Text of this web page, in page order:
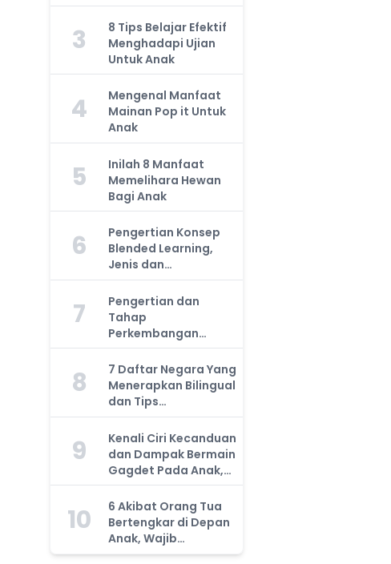
3
8 Tips Belajar Efektif
Menghadapi Ujian
Untuk Anak
4
Mengenal Manfaat
Mainan Pop it Untuk
Anak
5
Inilah 8 Manfaat
Memelihara Hewan
Bagi Anak
6
Pengertian Konsep
Blended Learning,
Jenis dan
Manfaatnya, Anda
Harus Tahu!
7
Pengertian dan
Tahap
Perkembangan
Kemampuan Kognitif
Anak, Bunda Wajib
Tahu!
8
7 Daftar Negara Yang
Menerapkan Bilingual
dan Tips
Mengajarkan Pada
Anak
9
Kenali Ciri Kecanduan
dan Dampak Bermain
Gagdet Pada Anak,
Orang Tua Wajib
Tahu!
10
6 Akibat Orang Tua
Bertengkar di Depan
Anak, Wajib
Waspada!